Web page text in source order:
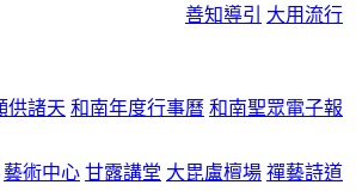
善知導引
大用流行
供諸天 和南年度行事曆 和南聖眾電子報
藝術中心 甘露講堂 大毘盧檀場 禪藝詩道